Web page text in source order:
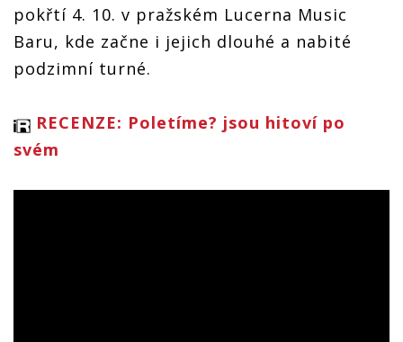
pokřtí 4. 10. v pražském Lucerna Music
Baru, kde začne i jejich dlouhé a nabité
podzimní turné.
RECENZE: Poletíme? jsou hitoví po
svém